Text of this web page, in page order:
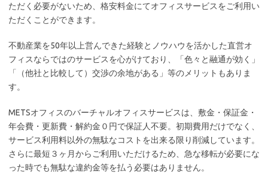
ただく必要がないため、格安料金にてオフィスサービスをご利用い
ただくことができます。
不動産業を50年以上営んできた経験とノウハウを活かした直営オ
フィスならではのサービスを心がけており、「色々と融通が効く」
「（他社と比較して）交渉の余地がある」等のメリットもありま
す。
METSオフィスのバーチャルオフィスサービスは、敷金・保証金・
年会費・更新費・解約金０円で保証人不要。初期費用だけでなく、
サービス利用料以外の無駄なコストを出来る限り削減しています。
さらに最短３ヶ月からご利用いただけるため、急な移転が必要にな
った時でも無駄な違約金等を払う必要はありません。